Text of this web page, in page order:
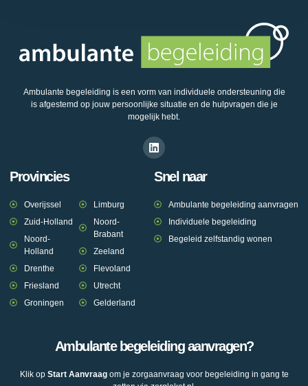
Ambulante begeleiding is een vorm van individuele ondersteuning die
is afgestemd op jouw persoonlijke situatie en de hulpvragen die je
mogelijk hebt.
Provincies
Overijssel
Zuid-Holland
Noord-
Holland
Drenthe
Friesland
Groningen
Limburg
Noord-
Brabant
Zeeland
Flevoland
Utrecht
Gelderland
Snel naar
Ambulante begeleiding aanvragen
Individuele begeleiding
Begeleid zelfstandig wonen
Ambulante begeleiding aanvragen?
Klik op Start Aanvraagom je zorgaanvraag voor begeleiding in gang te